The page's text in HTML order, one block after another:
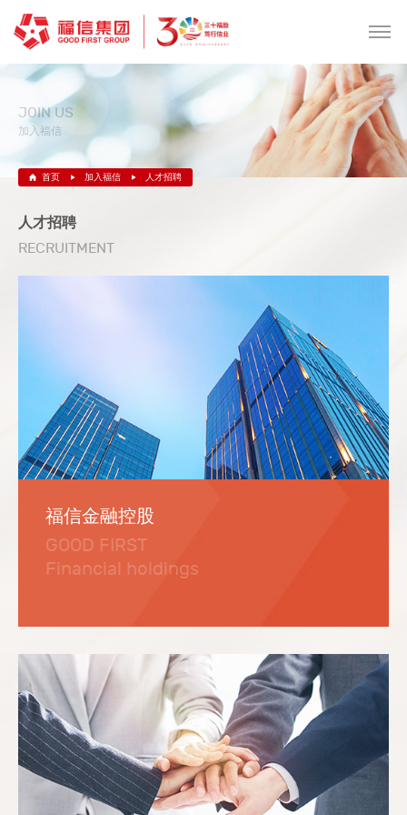
JOIN US
加入福信
首页 加入福信 人才招聘
人才招聘
RECRUITMENT
福信金融控股
GOOD FIRST
Financial holdings